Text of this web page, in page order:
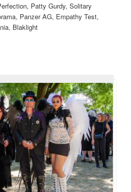
Patty Gurdy, Solitary
Panzer AG, Empathy Test,
Blaklight